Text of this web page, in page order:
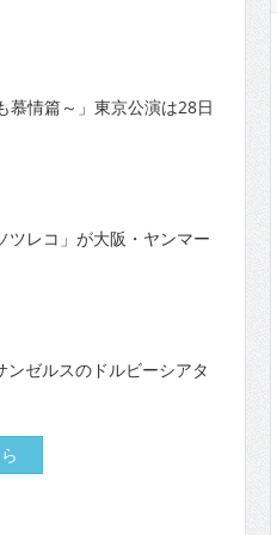
情篇～」東京公演は28日
ツレコ」が大阪・ヤンマー
ンゼルスのドルビーシアタ